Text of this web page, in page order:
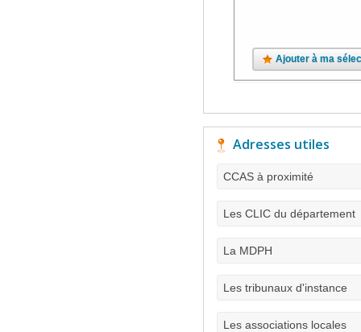
Ajouter à ma
Adresses utiles
CCAS à proximité
Les CLIC du département
La MDPH
Les tribunaux d'instance
Les associations locales